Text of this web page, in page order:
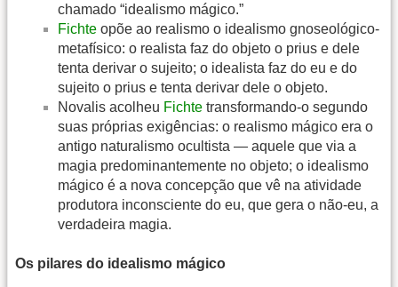
chamado “idealismo mágico.”
Fichte opõe ao realismo o idealismo gnoseológico-
metafísico: o realista faz do objeto o prius e dele
tenta derivar o sujeito; o idealista faz do eu e do
sujeito o prius e tenta derivar dele o objeto.
Novalis acolheu Fichte transformando-o segundo
suas próprias exigências: o realismo mágico era o
antigo naturalismo ocultista — aquele que via a
magia predominantemente no objeto; o idealismo
mágico é a nova concepção que vê na atividade
produtora inconsciente do eu, que gera o não-eu, a
verdadeira magia.
Os pilares do idealismo mágico